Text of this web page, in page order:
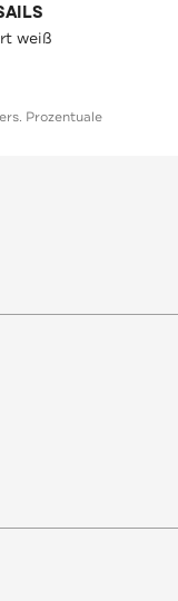
weiß
Prozentuale